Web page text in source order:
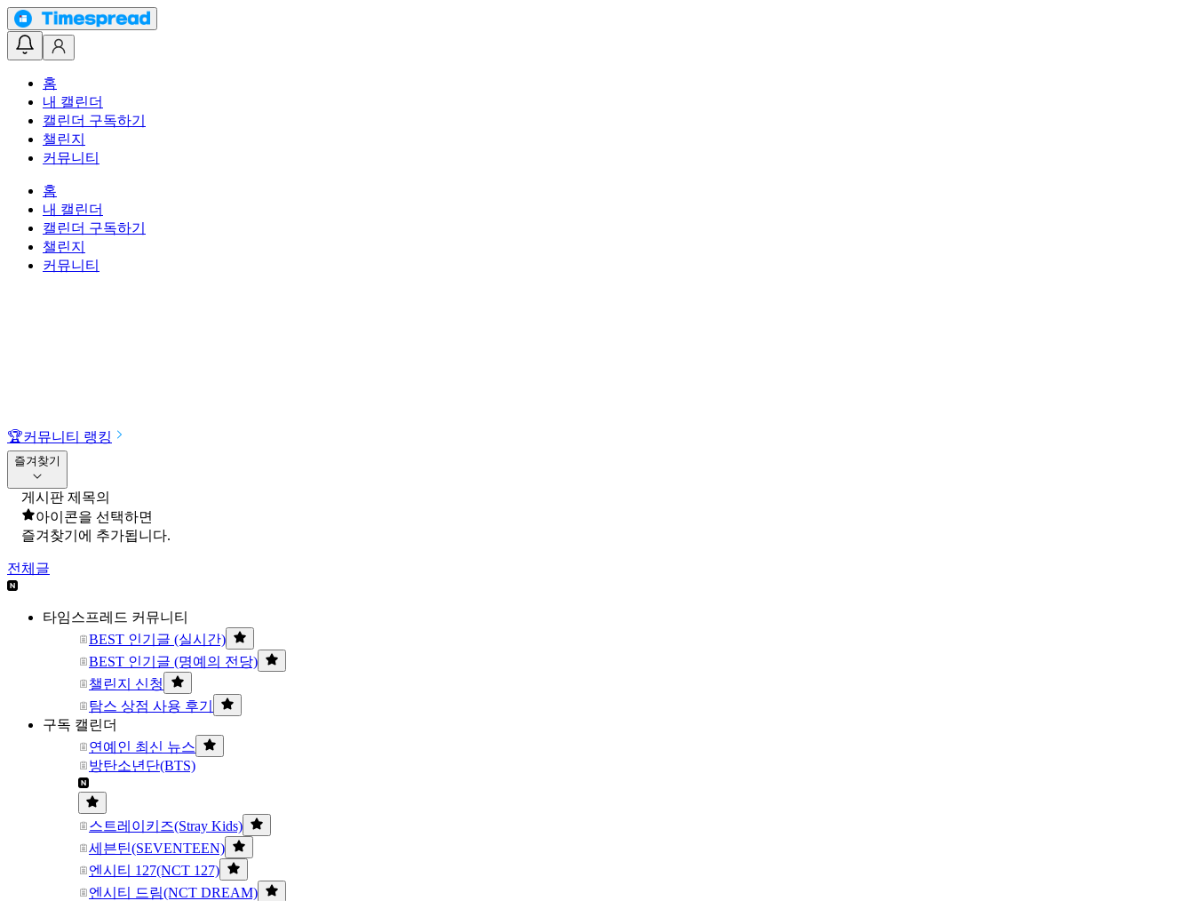
홈
내 캘린더
캘린더 구독하기
챌린지
커뮤니티
홈
내 캘린더
캘린더 구독하기
챌린지
커뮤니티
🏆커뮤니티 랭킹
즐겨찾기
게시판 제목의
아이콘을 선택하면
즐겨찾기에 추가됩니다.
전체글
타임스프레드 커뮤니티
BEST 인기글 (실시간)
BEST 인기글 (명예의 전당)
챌린지 신청
탐스 상점 사용 후기
구독 캘린더
연예인 최신 뉴스
방탄소년단(BTS)
스트레이키즈(Stray Kids)
세븐틴(SEVENTEEN)
엔시티 127(NCT 127)
엔시티 드림(NCT DREAM)